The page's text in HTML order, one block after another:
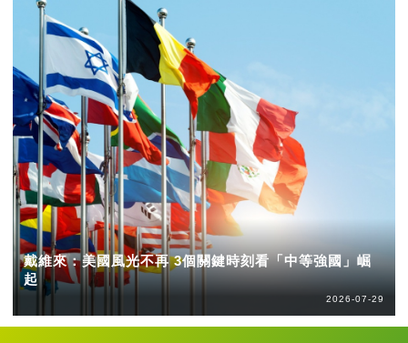
戴維來：美國風光不再 3個關鍵時刻看「中等強國」崛
起
2026-07-29